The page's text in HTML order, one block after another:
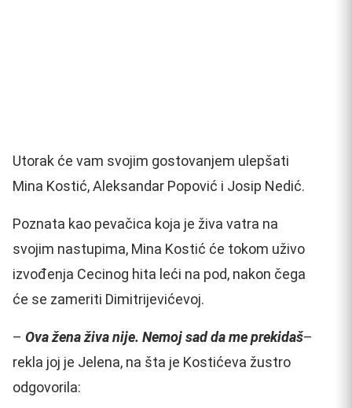
Utorak će vam svojim gostovanjem ulepšati
Mina Kostić, Aleksandar Popović i Josip Nedić.
Poznata kao pevačica koja je živa vatra na
svojim nastupima, Mina Kostić će tokom uživo
izvođenja Cecinog hita leći na pod, nakon čega
će se zameriti Dimitrijevićevoj.
– Ova žena živa nije. Nemoj sad da me prekidaš–
rekla joj je Jelena, na šta je Kostićeva žustro
odgovorila: